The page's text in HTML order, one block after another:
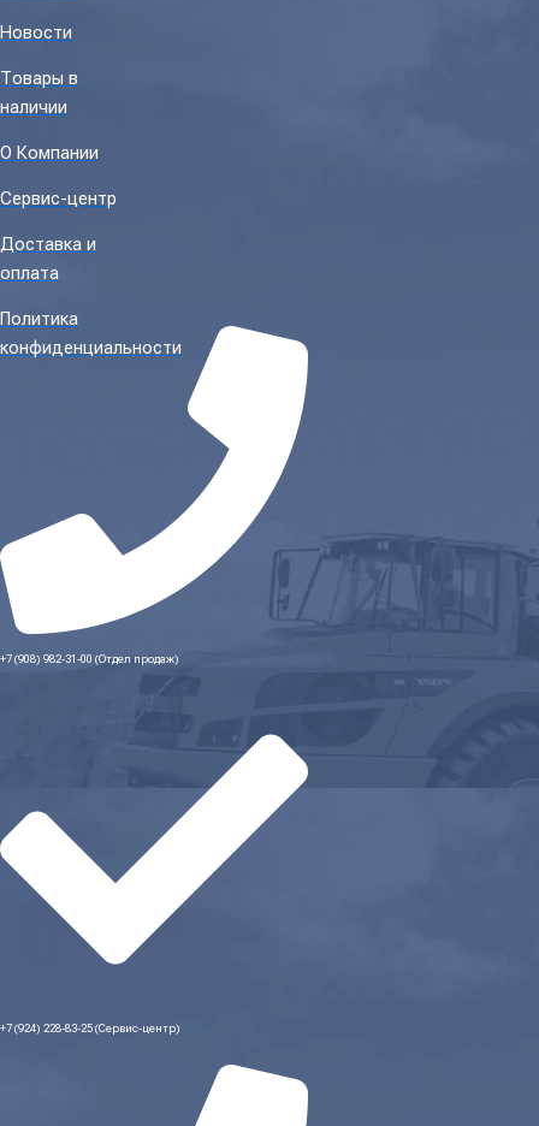
Новости
Товары в
наличии
О Компании
Сервис-центр
Доставка и
оплата
Политика
конфиденциальности
+7 (908) 982-31-00 (Отдел продаж)
+7 (924) 228-83-25 (Сервис-центр)